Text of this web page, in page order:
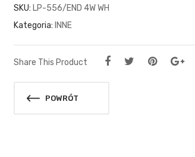
SKU: LP-556/END 4W WH
Kategoria: INNE
Share This Product
POWRÓT